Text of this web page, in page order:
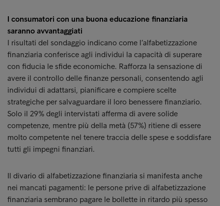
I consumatori con una buona educazione finanziaria
saranno avvantaggiati
I risultati del sondaggio indicano come l’alfabetizzazione
finanziaria conferisce agli individui la capacità di superare
con fiducia le sfide economiche. Rafforza la sensazione di
avere il controllo delle finanze personali, consentendo agli
individui di adattarsi, pianificare e compiere scelte
strategiche per salvaguardare il loro benessere finanziario.
Solo il 29% degli intervistati afferma di avere solide
competenze, mentre più della metà (57%) ritiene di essere
molto competente nel tenere traccia delle spese e soddisfare
tutti gli impegni finanziari.
Il divario di alfabetizzazione finanziaria si manifesta anche
nei mancati pagamenti: le persone prive di alfabetizzazione
finanziaria sembrano pagare le bollette in ritardo più spesso